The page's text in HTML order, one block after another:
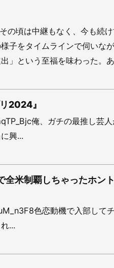
頃は中継もなく、今も続
子をタイムラインで伺いな
」という至福を味わった。
2024』
俺、ガチの最推し芸人
興...
全米制覇しちゃったホン
色恋動機で入部して
...